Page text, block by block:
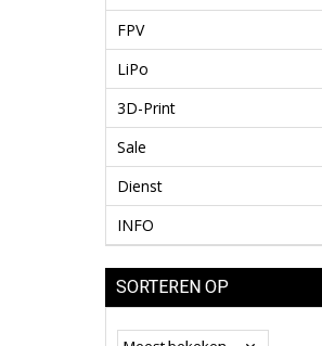
FPV
LiPo
3D-Print
Sale
Dienst
INFO
SORTEREN OP